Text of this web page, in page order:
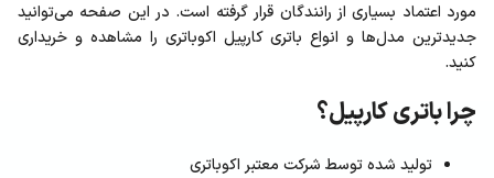
مورد اعتماد بسیاری از رانندگان قرار گرفته است. در این صفحه می‌توانید
جدیدترین مدل‌ها و انواع باتری کارپیل اکوباتری را مشاهده و خریداری
کنید.
چرا باتری کارپیل؟
تولید شده توسط شرکت معتبر اکوباتری